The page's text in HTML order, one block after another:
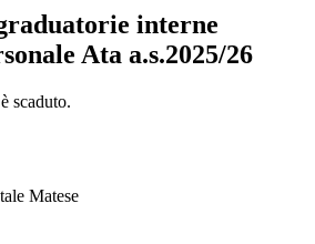
interne
Ata a.s.2025/26
scaduto.
Matese